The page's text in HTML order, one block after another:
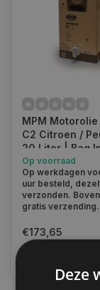
MPM
C2 Citroen /
20 Liter | Bag
05020C2
Op voorraad
Op werkdagen
uur besteld,
verzonden.
gratis verzending.
€173,65
Deze